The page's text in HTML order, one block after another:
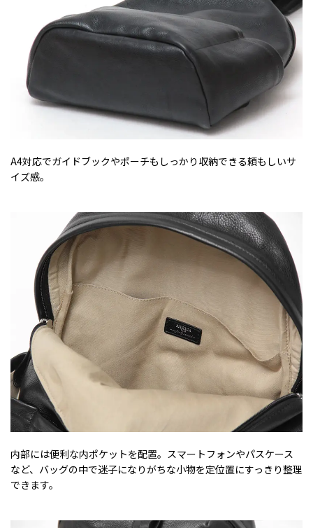
A4対応でガイドブックやポーチもしっかり収納できる頼もしいサ
イズ感。
内部には便利な内ポケットを配置。スマートフォンやパスケース
など、バッグの中で迷子になりがちな小物を定位置にすっきり整理
できます。